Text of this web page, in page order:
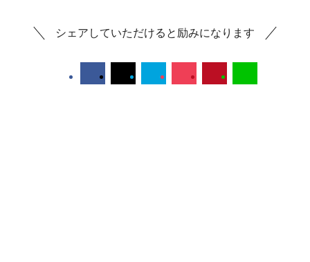
シェアしていただけると励みになります